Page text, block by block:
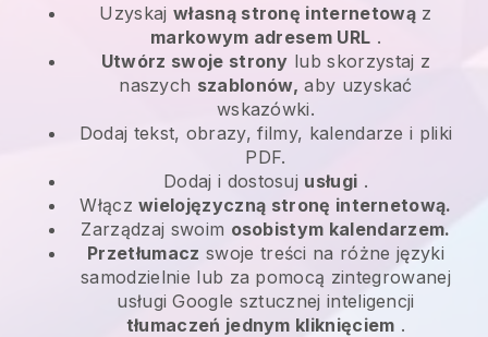
Uzyskaj własną stronę internetowąz
markowym adresem URL .
Utwórz swoje strony lub skorzystaj z
naszych szablonów, aby uzyskać
wskazówki.
Dodaj tekst, obrazy, filmy, kalendarze i pliki
PDF.
Dodaj i dostosuj usługi .
Włączwielojęzyczną stronę internetową.
Zarządzaj swoim osobistym kalendarzem.
Przetłumacz swoje treści na różne języki
samodzielnie lub za pomocą zintegrowanej
usługi Google sztucznej inteligencji
tłumaczeń jednym kliknięciem .